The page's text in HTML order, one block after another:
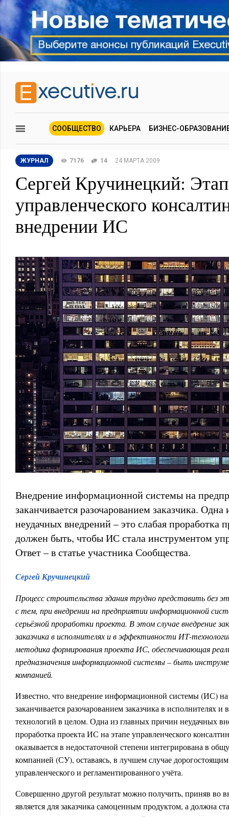
СООБЩЕСТВО КАРЬЕРА БИЗНЕС-
ЖУРНАЛ 7176 14 24 МАРТА 2009
Сергей Кручинецкий: Этап
управленческого
внедрении ИС
Внедрение информационной системы на
заканчивается разочарованием заказчика.
неудачных внедрений – это слабая проработка
должен быть, чтобы ИС стала инструментом
Ответ – в статье участника Сообщества.
Сергей Кручинецкий
Процесс строительства здания трудно представить без
с тем, при внедрении на предприятии информационной
серьёзной проработки проекта. В этом случае внедрение
заказчика в исполнителях и в эффективности ИТ-
методика формирования проекта ИС, обеспечивающая
предназначения информационной системы – быть
компанией.
Известно, что внедрение информационной системы (ИС) на
заканчивается разочарованием заказчика в исполнителях
технологий в целом. Одна из главных причин неудачных
проработка проекта ИС на этапе управленческого
оказывается в недостаточной степени интегрирована в
компанией (СУ), оставаясь, в лучшем случае
управленческого и регламентированного учёта.
Совершенно другой результат можно получить, приняв во
является для заказчика самоценным продуктом, а должна